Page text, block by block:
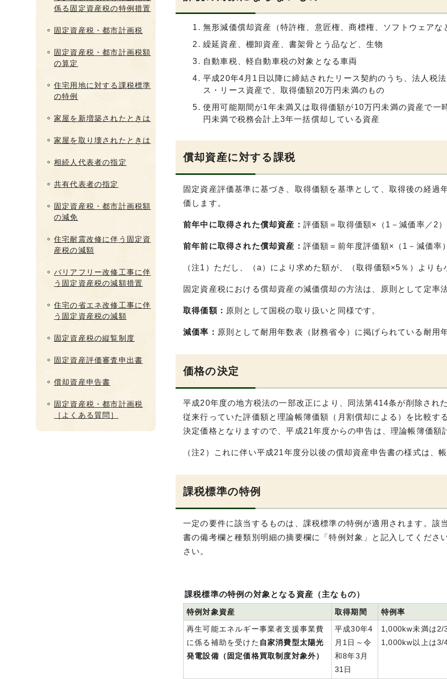
無形減価償却資産（特許権、意匠権、商標権、ソフトウェアな
繰延資産、棚卸資産、書架骨とう品など、生物
自動車税、軽自動車税の対象となる車両
平成20年4月1日以降に締結されたリース契約のうち、法人税
ス・リース資産で、取得価額20万円未満のもの
使用可能期間が1年未満又は取得価額が10万円未満の資産で
円未満で税務会計上3年一括償却している資産
償却資産に対する課税
固定資産評価基準に基づき、取得価額を基準として、取得後の経過
価します。
前年中に取得された償却資産： 評価額＝取得価額×（1－減価率／2）
前年前に取得された償却資産： 評価額＝前年度評価額×（1－減価
（注1）ただし、（a）により求めた額が、（取得価額×5％）より
固定資産税における償却資産の減価償却の方法は、原則として定率
取得価額： 原則として国税の取り扱いと同様です。
減価率： 原則として耐用年数表（財務省令）に掲げられている耐用
価格の決定
平成20年度の地方税法の一部改正により、同法第414条が削除され
従来行っていた評価額と理論帳簿価額（月割償却による）を比較す
決定価格となりますので、平成21年度からの申告は、理論帳簿価額
（注2）これに伴い平成21年度分以後の償却資産申告書の様式は、
課税標準の特例
一定の要件に該当するものは、課税標準の特例が適用されます。該
書の備考欄と種類別明細の摘要欄に「特例対象」と記入してくださ
さい。
課税標準の特例の対象となる資産（主なもの）
特例対象資産 取得期間
特例率
再生可能エネルギー事業者支援事業費
に係る補助を受けた 自家消費型太陽光
発電設備（固定価格買取制度対象外）
平成30年4
月1日～令
和8年3月
31日
1,000kw未満は2/
1,000kw以上は3/
係る固定資産税の特例措置
固定資産税・都市計画税
固定資産税・都市計画税額
の算定
住宅用地に対する課税標準
の特例
家屋を新増築されたときは
家屋を取り壊されたときは
相続人代表者の指定
共有代表者の指定
固定資産税・都市計画税額
の減免
住宅耐震改修に伴う固定資
産税の減額
バリアフリー改修工事に伴
う固定資産税の減額措置
住宅の省エネ改修工事に伴
う固定資産税の減額
固定資産税の縦覧制度
固定資産評価審査申出書
償却資産申告書
固定資産税・都市計画税
［よくある質問］